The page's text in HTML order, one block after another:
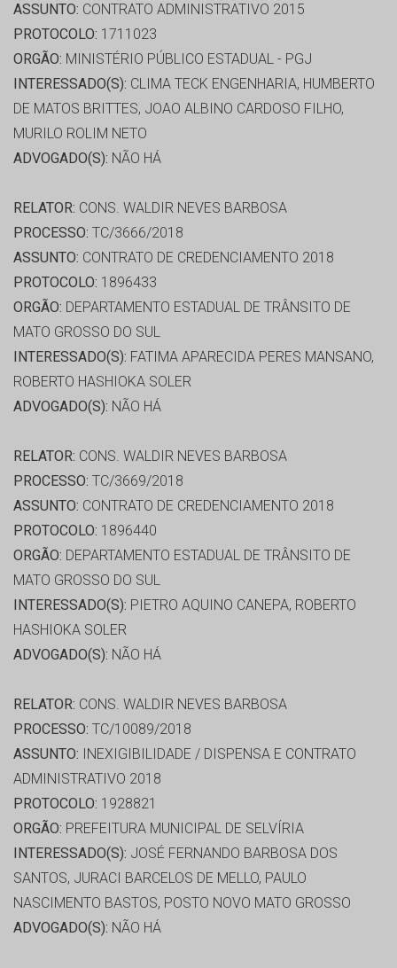
ASSUNTO: CONTRATO ADMINISTRATIVO 2015
PROTOCOLO: 1711023
ORGÃO: MINISTÉRIO PÚBLICO ESTADUAL - PGJ
INTERESSADO(S): CLIMA TECK ENGENHARIA, HUMBERTO
DE MATOS BRITTES, JOAO ALBINO CARDOSO FILHO,
MURILO ROLIM NETO
ADVOGADO(S): NÃO HÁ
RELATOR: CONS. WALDIR NEVES BARBOSA
PROCESSO: TC/3666/2018
ASSUNTO: CONTRATO DE CREDENCIAMENTO 2018
PROTOCOLO: 1896433
ORGÃO: DEPARTAMENTO ESTADUAL DE TRÂNSITO DE
MATO GROSSO DO SUL
INTERESSADO(S): FATIMA APARECIDA PERES MANSANO,
ROBERTO HASHIOKA SOLER
ADVOGADO(S): NÃO HÁ
RELATOR: CONS. WALDIR NEVES BARBOSA
PROCESSO: TC/3669/2018
ASSUNTO: CONTRATO DE CREDENCIAMENTO 2018
PROTOCOLO: 1896440
ORGÃO: DEPARTAMENTO ESTADUAL DE TRÂNSITO DE
MATO GROSSO DO SUL
INTERESSADO(S): PIETRO AQUINO CANEPA, ROBERTO
HASHIOKA SOLER
ADVOGADO(S): NÃO HÁ
RELATOR: CONS. WALDIR NEVES BARBOSA
PROCESSO: TC/10089/2018
ASSUNTO: INEXIGIBILIDADE / DISPENSA E CONTRATO
ADMINISTRATIVO 2018
PROTOCOLO: 1928821
ORGÃO: PREFEITURA MUNICIPAL DE SELVÍRIA
INTERESSADO(S): JOSÉ FERNANDO BARBOSA DOS
SANTOS, JURACI BARCELOS DE MELLO, PAULO
NASCIMENTO BASTOS, POSTO NOVO MATO GROSSO
ADVOGADO(S): NÃO HÁ